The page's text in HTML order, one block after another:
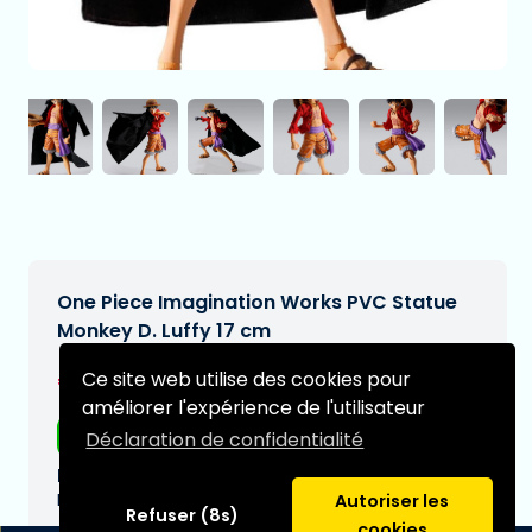
Ce site web utilise des cookies pour
améliorer l'expérience de l'utilisateur
Déclaration de confidentialité
Refuser (8s)
Autoriser les
One Piece Imagination Works PVC Statue
Monkey D. Luffy 17 cm
€121,99 [Sous réserve de modifications]
Livraison gratuite
Date de livraison prévue:
N/A